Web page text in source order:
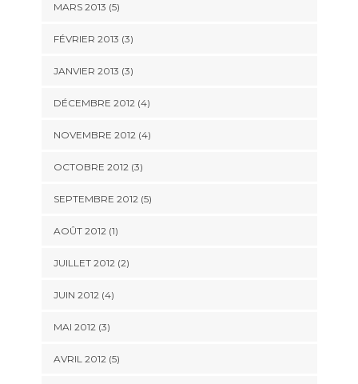
MARS 2013 (5)
FÉVRIER 2013 (3)
JANVIER 2013 (3)
DÉCEMBRE 2012(4)
NOVEMBRE 2012(4)
OCTOBRE 2012(3)
SEPTEMBRE 2012(5)
AOÛT 2012(1)
JUILLET 2012(2)
JUIN 2012(4)
MAI 2012(3)
AVRIL 2012(5)